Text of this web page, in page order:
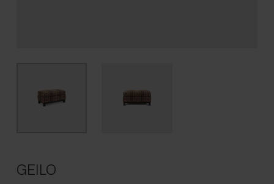
GEILO